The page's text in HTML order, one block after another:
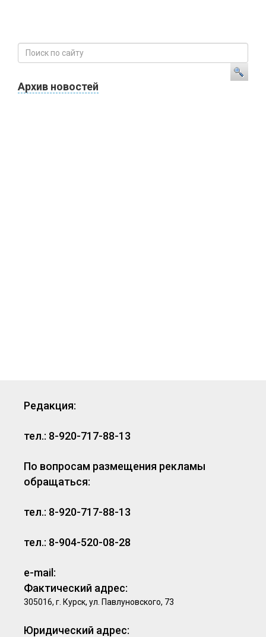
Архив новостей
Редакция:
тел.: 8-920-717-88-13
По вопросам размещения рекламы
обращаться:
тел.: 8-920-717-88-13
тел.: 8-904-520-08-28
e-mail:
Фактический адрес:
305016, г. Курск, ул. Павлуновского, 73
Юридический адрес: